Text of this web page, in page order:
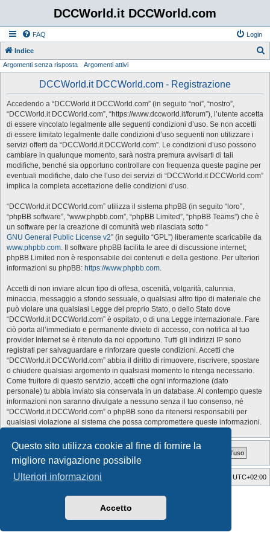
Questo sito utilizza cookie al fine di fornire la
migliore navigazione possibile
Ulteriori informazioni
Accetto
DCCWorld.it DCCWorld.com
FAQ Login
Indice
Argomenti senza risposta Argomenti attivi
DCCWorld.it DCCWorld.com - Registrazione
Accedendo a “DCCWorld.it DCCWorld.com” (in seguito “noi”, “nostro”,
“DCCWorld.it DCCWorld.com”, “https://www.dccworld.it/forum”), l’utente accetta
di essere vincolato legalmente alle seguenti condizioni d’uso. Se non accetti
di essere limitato legalmente dalle condizioni d’uso seguenti non utilizzare i
servizi offerti da “DCCWorld.it DCCWorld.com”. Le condizioni d’uso possono
cambiare in qualunque momento, sarà nostra premura avvisarti di tali
modifiche, benché sia opportuno controllare con frequenza queste pagine per
eventuali modifiche, dato che l’uso dei servizi di “DCCWorld.it DCCWorld.com”
implica la completa accettazione delle condizioni d’uso.
“DCCWorld.it DCCWorld.com” utilizza il sistema phpBB (in seguito “loro”,
“phpBB software”, “www.phpbb.com”, “phpBB Limited”, “phpBB Teams”) che è
un software per la creazione di comunità web rilasciata sotto “
GNU General Public License v2” (in seguito “GPL”) liberamente scaricabile da
www.phpbb.com. Il software phpBB facilita le aree di discussione internet;
phpBB Limited non è responsabile dei contenuti e della gestione. Per ulteriori
informazioni su phpBB: https://www.phpbb.com.
Accetti di non inviare alcun tipo di offesa, oscenità, volgarità, calunnia,
minaccia, messaggio a sfondo sessuale, o qualsiasi altro tipo di materiale che
può violare una qualsiasi Legge del proprio Stato, o dello Stato dove
“DCCWorld.it DCCWorld.com” è ospitato, o di una Legge internazionale. Fare
ciò porta all’immediato e permanente divieto di accesso, con notifica al tuo
provider Internet se è ritenuto da noi opportuno. Tutti gli indirizzi IP sono
registrati per salvaguardare e rinforzare queste condizioni. Accetti che
“DCCWorld.it DCCWorld.com” abbia il diritto di rimuovere, riscrivere, spostare
o chiudere qualsiasi argomento in qualsiasi momento lo ritenga necessario.
Come fruitore di questo servizio, accetti che ogni informazione (dato
personale) tu abbia inviato sia conservata in un database. Al contempo queste
informazioni non saranno divulgate a nessuno senza il tuo consenso, né
“DCCWorld.it DCCWorld.com” o phpBB sono da ritenersi responsabili per
qualsiasi violazione al sistema che possa compromettere queste informazioni.
Indice UTC+02:00
Style Developer by ©GTA game
phpBB